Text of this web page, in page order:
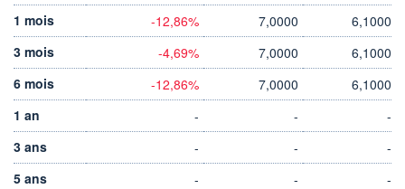
1 mois
-12,86% 7,0000
6,1000
3 mois
-4,69% 7,0000
6,1000
6 mois
-12,86% 7,0000
6,1000
1 an
- -
-
3 ans
- -
-
5 ans
- -
-